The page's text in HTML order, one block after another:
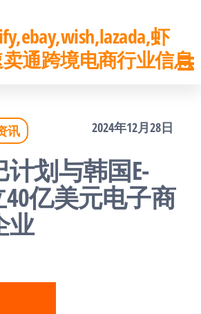
虾
卖通跨境电商行业信息
讯 2024年12月28日
划与韩国E-
亿美元电子商
业